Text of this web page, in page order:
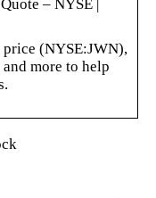
– NYSE |
(NYSE:JWN),
more to help